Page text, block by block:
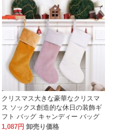
クリスマス大きな豪華なクリスマ
ス ソックス創造的な休日の装飾ギ
フト バッグ キャンディー バッグ
クリスマス ツリー ペンダント
1,087円 卸売り価格